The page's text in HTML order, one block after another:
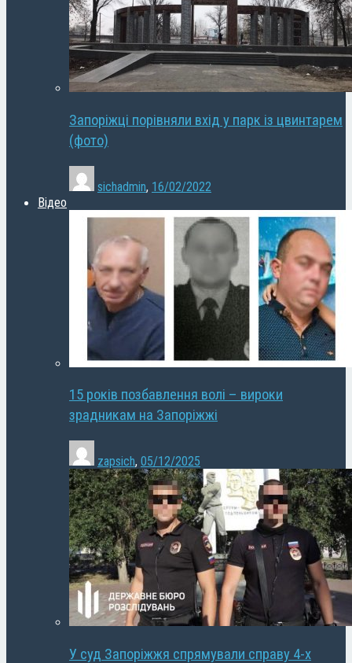
Запоріжці порівняли вхід у парк із цвинтарем
(фото)
sichadmin, 16/02/2022
Відео
15 років позбавлення волі – вироки
зрадникам на Запоріжжі
zapsich, 05/12/2025
У суд Запоріжжя спрямували справу 4-х